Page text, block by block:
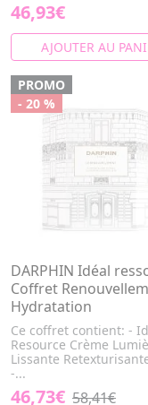
46,93€
AJOUTER AU
PROMO
- 20 %
DARPHIN Idéal
Coffret
Hydratation
Ce coffret contient: -
Resource Crème
Lissante
-...
46,73€ 58,41€